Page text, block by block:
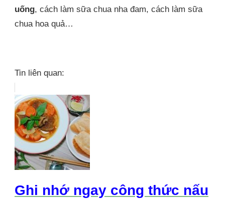
uống, cách làm sữa chua nha đam, cách làm sữa
chua hoa quả…
Tin liên quan:
Ghi nhớ ngay công thức nấu